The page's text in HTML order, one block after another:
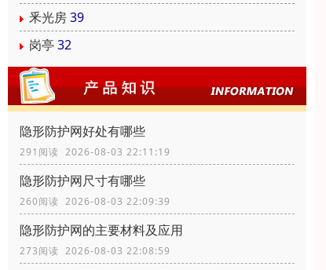
釆光房39
岗亭 32
隐形防护网好处有哪些
291阅读 2026-08-03 22:11:19
隐形防护网尺寸有哪些
260阅读 2026-08-03 22:09:39
隐形防护网的主要材料及应用
273阅读 2026-08-03 22:08:59